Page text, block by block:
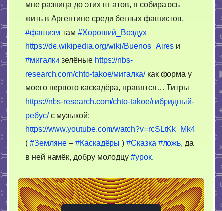
мне разница до этих штатов, я собираюсь
жить в Аргентине среди беглых фашистов,
#фашизм там #Хороший_Воздух
https://de.wikipedia.org/wiki/Buenos_Aires и
#мигалки зелёные https://nbs-
research.com/chto-takoe/мигалка/как форма у
моего первого каскадёра, нравятся… Титры
https://nbs-research.com/chto-takoe/гибридный-
ребус/с музыкой:
https://www.youtube.com/watch?v=rcSLtKk_Mk4
( #Земляне – #Каскадёры ) #Сказка #ложь, да
в ней намёк, добру молодцу #урок.